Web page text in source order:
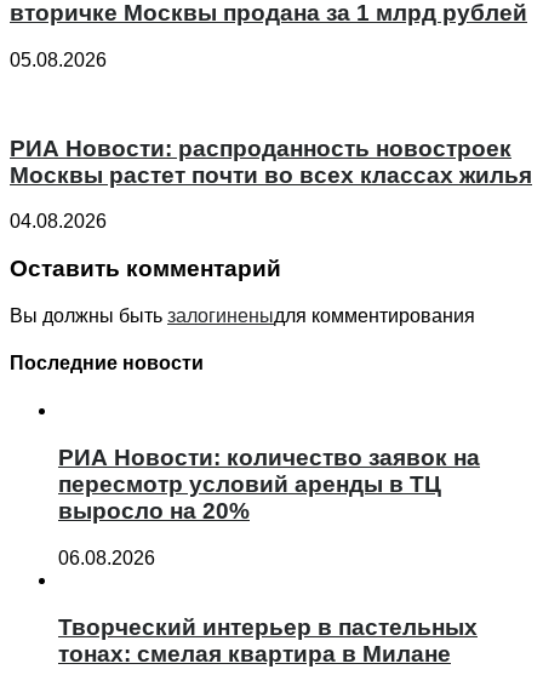
вторичке Москвы продана за 1 млрд рублей
05.08.2026
РИА Новости: распроданность новостроек
Москвы растет почти во всех классах жилья
04.08.2026
Оставить комментарий
Вы должны быть залогиненыдля комментирования
Последние новости
РИА Новости: количество заявок на
пересмотр условий аренды в ТЦ
выросло на 20%
06.08.2026
Творческий интерьер в пастельных
тонах: смелая квартира в Милане